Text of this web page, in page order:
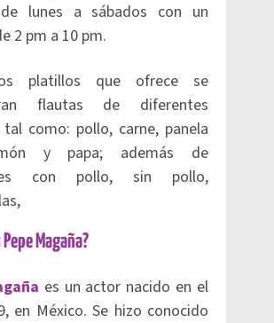
lunes a sábados con un
2 pm a 10 pm.
platillos que ofrece se
flautas de diferentes
tal como: pollo, carne, panela
y papa; además de
con pollo, sin pollo,
Magaña?
es un actor nacido en el
en México. Se hizo conocido